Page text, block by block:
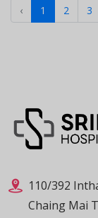
‹ 1 2 3
110/392
Chaing Mai